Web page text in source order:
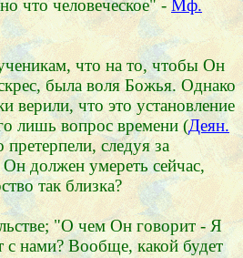
что человеческое" -Мф.
что на то, чтобы Он
была воля Божья. Однако
верили, что это установление
лишь вопрос времени (Деян.
следуя за
должен умереть сейчас,
так близка?
"О чем Он говорит - Я
нами? Вообще, какой будет